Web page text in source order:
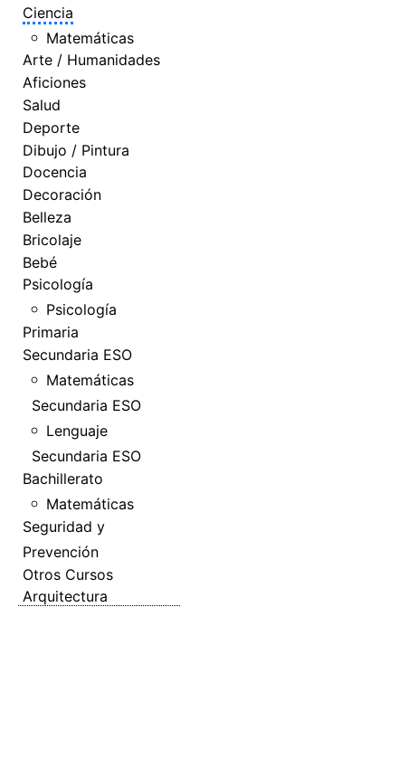
Ciencia
Matemáticas
Arte / Humanidades
Aficiones
Salud
Deporte
Dibujo / Pintura
Docencia
Decoración
Belleza
Bricolaje
Bebé
Psicología
Psicología
Primaria
Secundaria ESO
Matemáticas
Secundaria ESO
Lenguaje
Secundaria ESO
Bachillerato
Matemáticas
Seguridad y
Prevención
Otros Cursos
Arquitectura